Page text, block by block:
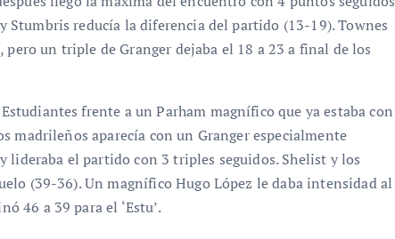
Stumbris reducía la diferencia del partido (13-19). Townes
un triple de Granger dejaba el 18 a 23 a final de los
frente a un Parham magnífico que ya estaba con
madrileños aparecía con un Granger especialmente
lideraba el partido con 3 triples seguidos. Shelist y los
(39-36). Un magnífico Hugo López le daba intensidad al
46 a 39 para el ‘Estu’.